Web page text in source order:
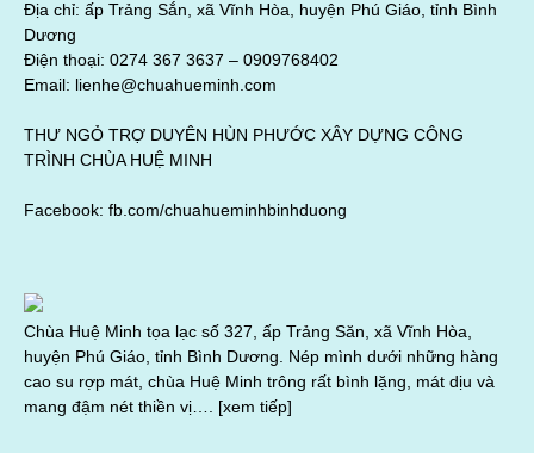
Địa chỉ: ấp Trảng Sắn, xã Vĩnh Hòa, huyện Phú Giáo, tỉnh Bình
Dương
Điện thoại: 0274 367 3637 – 0909768402
Email: lienhe@chuahueminh.com
THƯ NGỎ TRỢ DUYÊN HÙN PHƯỚC XÂY DỰNG CÔNG
TRÌNH CHÙA HUỆ MINH
Facebook: fb.com/chuahueminhbinhduong
Chùa Huệ Minh tọa lạc số 327, ấp Trảng Săn, xã Vĩnh Hòa,
huyện Phú Giáo, tỉnh Bình Dương. Nép mình dưới những hàng
cao su rợp mát, chùa Huệ Minh trông rất bình lặng, mát dịu và
mang đậm nét thiền vị…. [xem tiếp]